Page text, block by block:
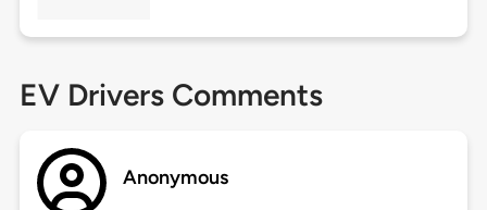
EV Drivers Comments
Anonymous